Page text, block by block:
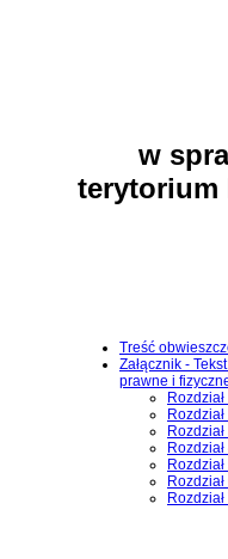
w
terytorium
Treść
Załącznik -
prawne i